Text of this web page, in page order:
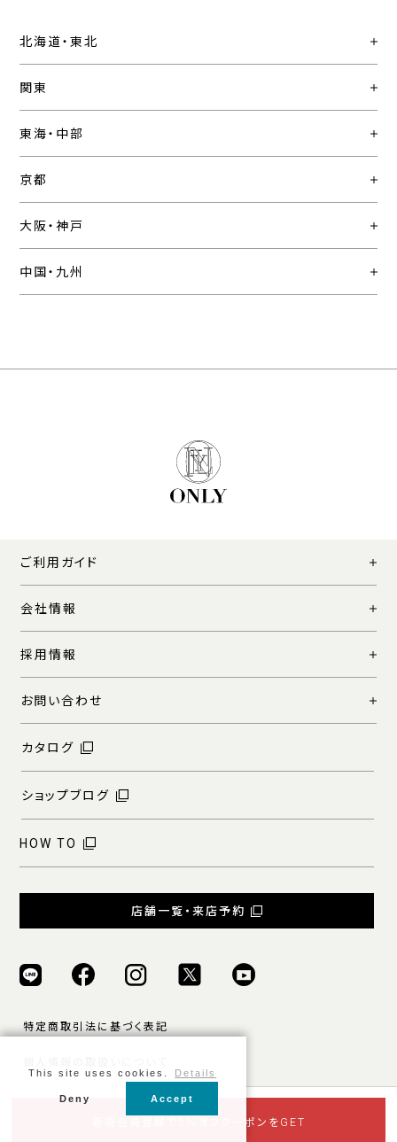
新規会員登録で5％オフクーポンをGET
北海道・東北
関東
東海・中部
京都
大阪・神戸
中国・九州
ご利用ガイド
会社情報
採用情報
お問い合わせ
カタログ
ショップブログ
HOW TO
店舗一覧・来店予約
特定商取引法に基づく表記
ご利用規約
This site uses cookies. Details
Deny Accept